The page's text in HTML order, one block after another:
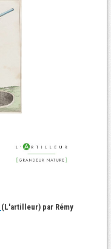
(L'artilleur) par Rémy